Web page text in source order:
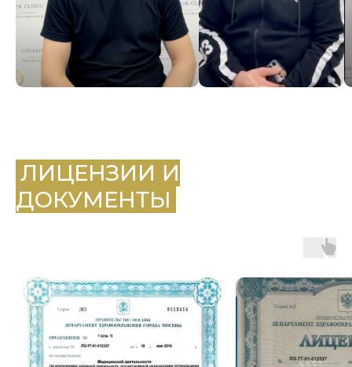
ЛИЦЕНЗИИ И
ДОКУМЕНТЫ